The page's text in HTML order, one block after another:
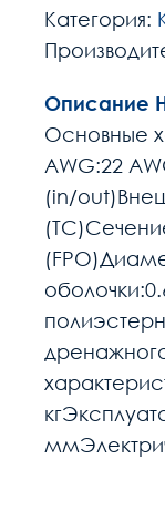
Категория:
Описание
Основные
AWG:22
(in/